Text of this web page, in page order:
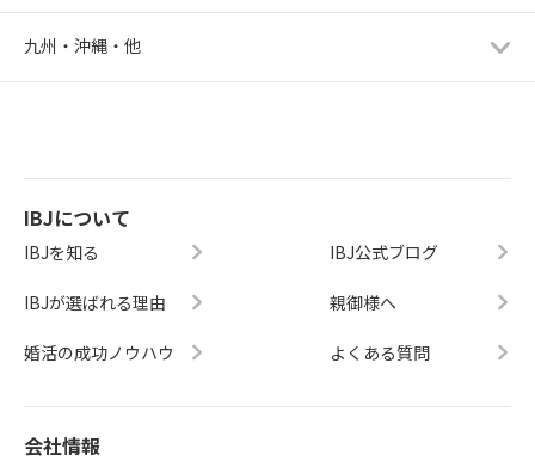
九州・沖縄・他
IBJについて
IBJを知る
IBJが選ばれる理由
婚活の成功ノウハウ
IBJ公式ブログ
親御様へ
よくある質問
会社情報